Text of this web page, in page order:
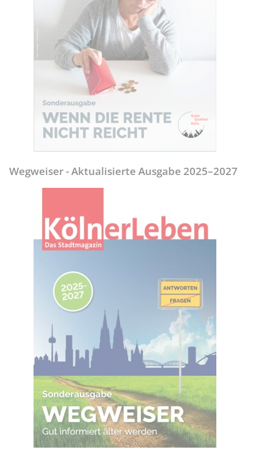
Wegweiser - Aktualisierte Ausgabe 2025–2027